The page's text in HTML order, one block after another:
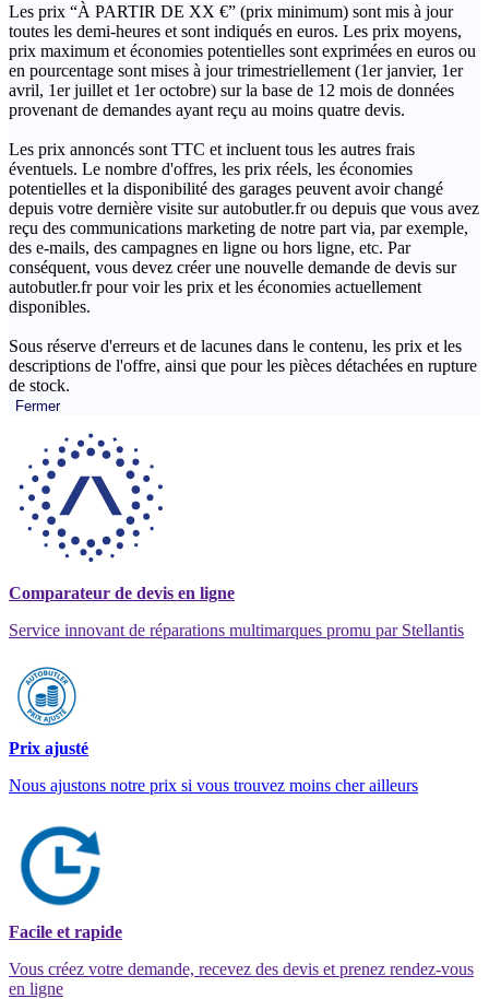
Les prix “À PARTIR DE XX €” (prix minimum) sont mis à jour
toutes les demi-heures et sont indiqués en euros. Les prix moyens,
prix maximum et économies potentielles sont exprimées en euros ou
en pourcentage sont mises à jour trimestriellement (1er janvier, 1er
avril, 1er juillet et 1er octobre) sur la base de 12 mois de données
provenant de demandes ayant reçu au moins quatre devis.
Les prix annoncés sont TTC et incluent tous les autres frais
éventuels. Le nombre d'offres, les prix réels, les économies
potentielles et la disponibilité des garages peuvent avoir changé
depuis votre dernière visite sur autobutler.fr ou depuis que vous avez
reçu des communications marketing de notre part via, par exemple,
des e-mails, des campagnes en ligne ou hors ligne, etc. Par
conséquent, vous devez créer une nouvelle demande de devis sur
autobutler.fr pour voir les prix et les économies actuellement
disponibles.
Sous réserve d'erreurs et de lacunes dans le contenu, les prix et les
descriptions de l'offre, ainsi que pour les pièces détachées en rupture
de stock.
Fermer
Comparateur de devis en ligne
Service innovant de réparations multimarques promu par Stellantis
Prix ajusté
Nous ajustons notre prix si vous trouvez moins cher ailleurs
Facile et rapide
Vous créez votre demande, recevez des devis et prenez rendez-vous
en ligne